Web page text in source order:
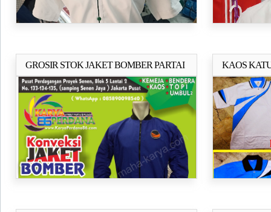
GROSIR STOK JAKET BOMBER PARTAI
Selengkapnya..
KAOS
CELANA